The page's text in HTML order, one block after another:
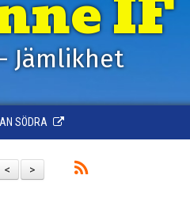
Jämlikhet
SÖDRA
>
<